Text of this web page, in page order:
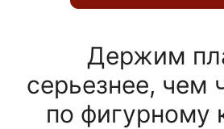
Держим
серьезнее, чем
по фигурному